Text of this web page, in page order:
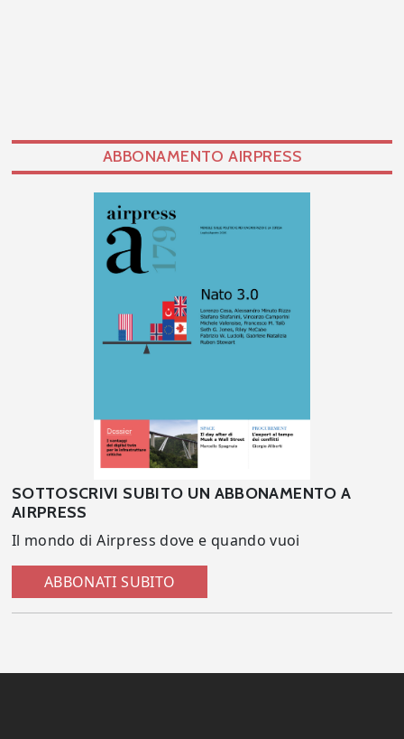
ABBONAMENTO AIRPRESS
SOTTOSCRIVI SUBITO UN ABBONAMENTO A
AIRPRESS
Il mondo di Airpress dove e quando vuoi
ABBONATI SUBITO